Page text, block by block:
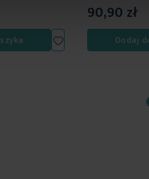
Dodaj
do
90,90 zł
Dodaj